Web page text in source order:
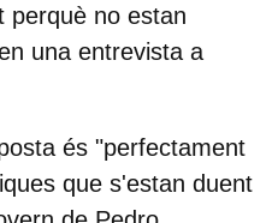
perquè no estan
una entrevista a
és "perfectament
que s'estan duent